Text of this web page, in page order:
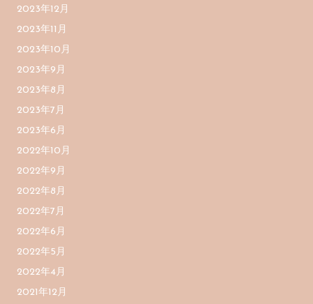
2023年12月
2023年11月
2023年10月
2023年9月
2023年8月
2023年7月
2023年6月
2022年10月
2022年9月
2022年8月
2022年7月
2022年6月
2022年5月
2022年4月
2021年12月